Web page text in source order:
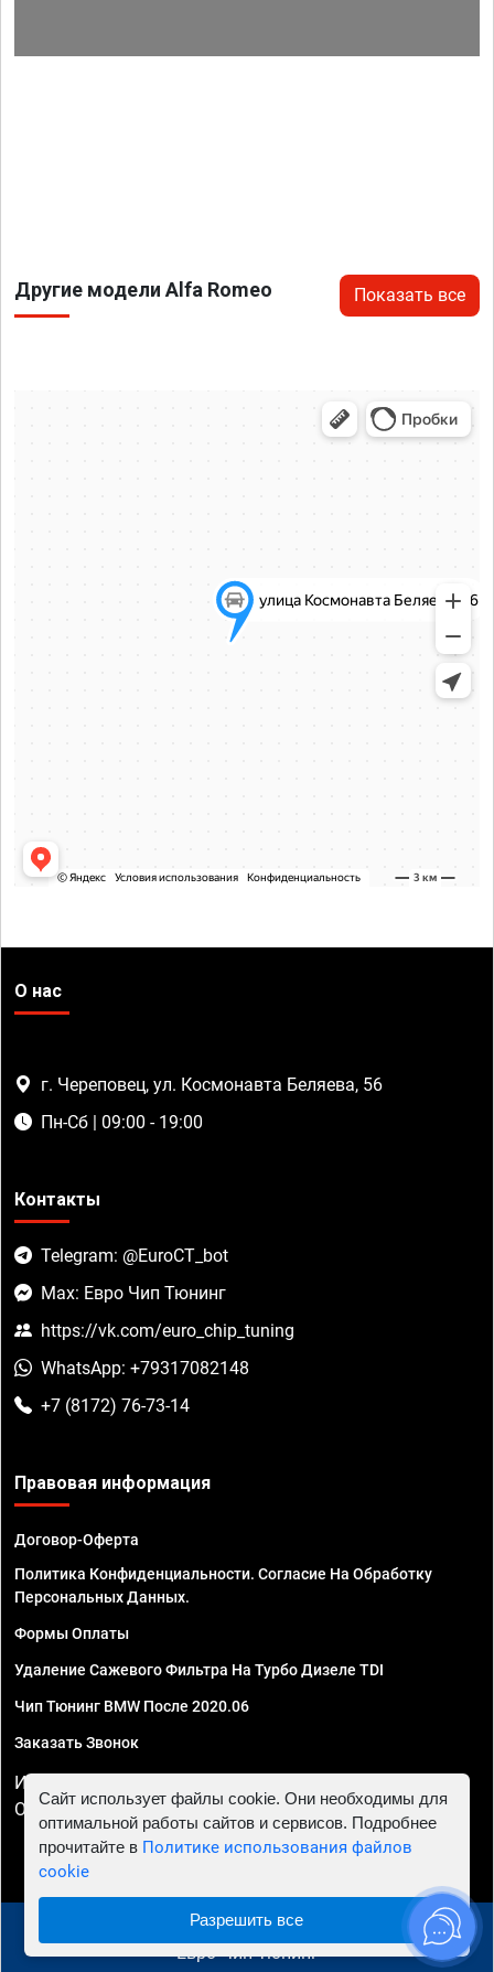
Другие модели Alfa Romeo Показать все
О нас
г. Череповец, ул. Космонавта Беляева, 56
Пн-Сб | 09:00 - 19:00
Контакты
Telegram: @EuroCT_bot
Max: Евро Чип Тюнинг
https://vk.com/euro_chip_tuning
WhatsApp: +79317082148
+7 (8172) 76-73-14
Правовая информация
Договор-Оферта
Политика Конфиденциальности. Согласие На Обработку
Персональных Данных.
Формы Оплаты
Удаление Сажевого Фильтра На Турбо Дизеле TDI
Чип Тюнинг BMW После 2020.06
Заказать Звонок
ИП Смирнов Георгий Павлович. ИНН 781302555843,
ОГРНИП 324470400032610
© 2010 - 2026 Чип тюнинг в Череповце - Автосервис
"Евро Чип Тюнинг"
Сайт использует файлы cookie. Они необходимы для
оптимальной работы сайтов и сервисов. Подробнее
прочитайте в Политике использования файлов
cookie
Разрешить все